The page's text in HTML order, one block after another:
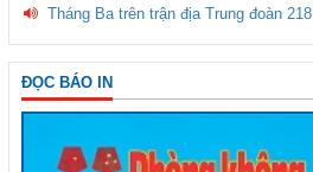
Tháng Ba trên trận địa Trung đoàn 218
ĐỌC BÁO IN